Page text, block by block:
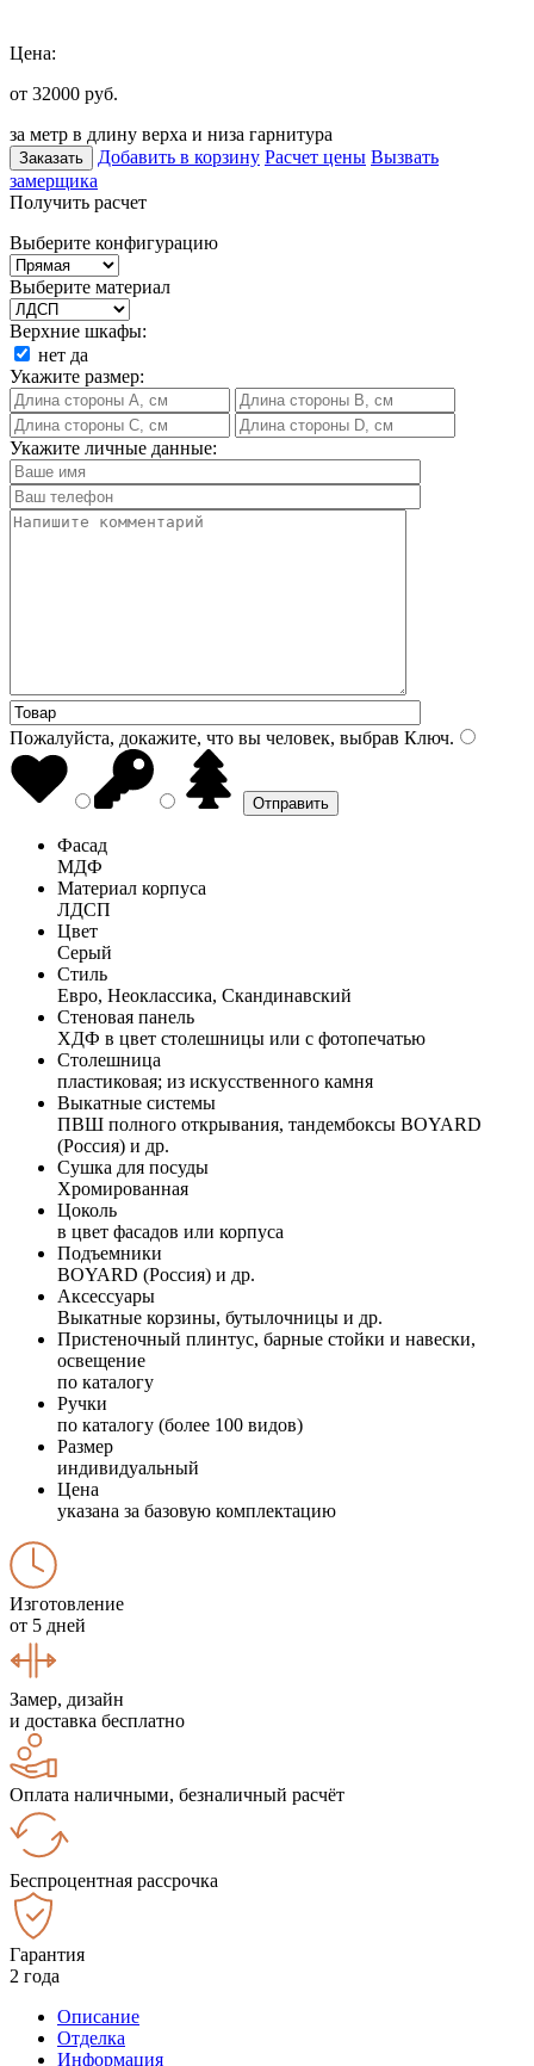
Цена:
от 32000 руб.
за метр в длину верха и низа гарнитура
Заказать Добавить в корзину Расчет цены Вызвать
замерщика
Получить расчет
Выберите конфигурацию
Выберите материал
Верхние шкафы:
нет да
Укажите размер:
Укажите личные данные:
Пожалуйста, докажите, что вы человек, выбрав Ключ.
Фасад
МДФ
Материал корпуса
ЛДСП
Цвет
Серый
Стиль
Евро, Неоклассика, Скандинавский
Стеновая панель
ХДФ в цвет столешницы или с фотопечатью
Столешница
пластиковая; из искусственного камня
Выкатные системы
ПВШ полного открывания, тандембоксы BOYARD
(Россия) и др.
Сушка для посуды
Хромированная
Цоколь
в цвет фасадов или корпуса
Подъемники
BOYARD (Россия) и др.
Аксессуары
Выкатные корзины, бутылочницы и др.
Пристеночный плинтус, барные стойки и навески,
освещение
по каталогу
Ручки
по каталогу (более 100 видов)
Размер
индивидуальный
Цена
указана за базовую комплектацию
Изготовление
от 5 дней
Замер, дизайн
и доставка бесплатно
Оплата наличными, безналичный расчёт
Беспроцентная рассрочка
Гарантия
2 года
Описание
Отделка
Информация